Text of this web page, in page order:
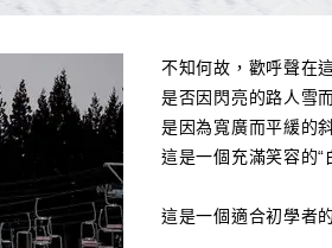
不知何故，歡呼聲在
是否因閃亮的路人雪
是因為寬廣而平緩的
這是一個充滿笑容的“
這是一個適合初學者